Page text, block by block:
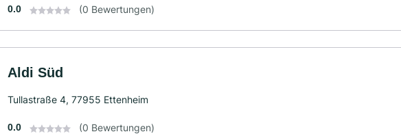
0.0 (0 Bewertungen)
Aldi Süd
Tullastraße 4, 77955 Ettenheim
0.0 (0 Bewertungen)